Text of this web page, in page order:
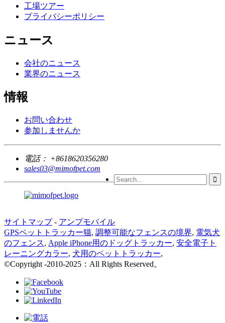
工場ツアー
プライバシーポリシー
ニュース
会社のニュース
業界のニュース
情報
お問い合わせ
参加しませんか
電話： +8618620356280
sales03@mimofpet.com
サイトマップ- アンプモバイル
GPSペットトラッカー猫, 調整可能なフェンスの境界, 電気犬
のフェンス, Apple iPhone用のドッグトラッカー, 安全電子ト
レーニングカラー, 犬用のペットトラッカー,
©Copyright -2010-2025：All Rights Reserved。